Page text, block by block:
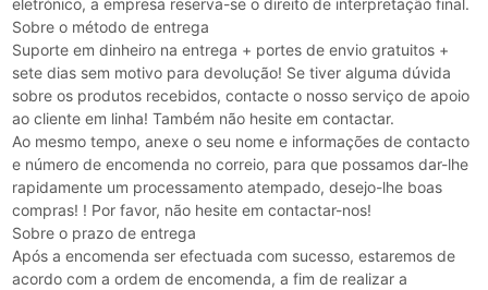
Sobre o método de entrega
Suporte em dinheiro na entrega + portes de envio gratuitos +
sete dias sem motivo para devolução! Se tiver alguma dúvida
sobre os produtos recebidos, contacte o nosso serviço de apoio
ao cliente em linha! Também não hesite em contactar.
Ao mesmo tempo, anexe o seu nome e informações de contacto
e número de encomenda no correio, para que possamos dar-lhe
rapidamente um processamento atempado, desejo-lhe boas
compras! ! Por favor, não hesite em contactar-nos!
Sobre o prazo de entrega
Após a encomenda ser efectuada com sucesso, estaremos de
acordo com a ordem de encomenda, a fim de realizar a